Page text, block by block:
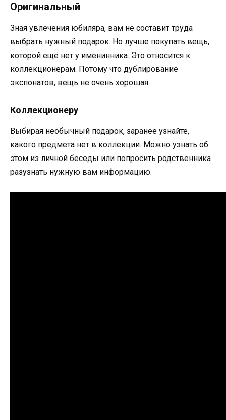
Оригинальный
Зная увлечения юбиляра, вам не составит труда
выбрать нужный подарок. Но лучше покупать вещь,
которой ещё нет у именинника. Это относится к
коллекционерам. Потому что дублирование
экспонатов, вещь не очень хорошая.
Коллекционеру
Выбирая необычный подарок, заранее узнайте,
какого предмета нет в коллекции. Можно узнать об
этом из личной беседы или попросить родственника
разузнать нужную вам информацию.